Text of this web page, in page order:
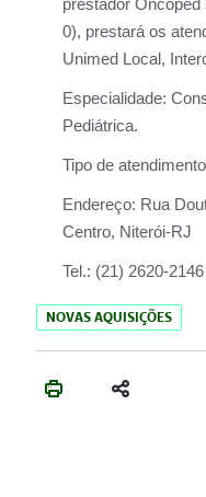
prestador Oncoped
0), prestará os
Unimed Local,
Especialidade:
Pediátrica.
Tipo de
Endereço: Rua
Centro, Niterói-RJ
Tel.: (21) 2620-2146
NOVAS AQUISIÇÕES